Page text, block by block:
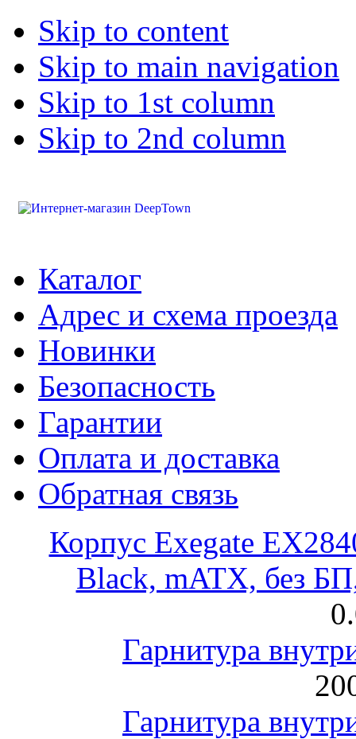
Skip to content
Skip to main navigation
Skip to 1st column
Skip to 2nd column
Каталог
Адрес и схема проезда
Новинки
Безопасность
Гарантии
Оплата и доставка
Обратная связь
Корпус Exegate
Black, mATX, без
Гарнитура
Гарнитура